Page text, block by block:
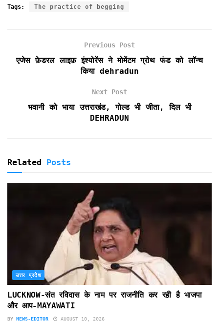
c
k
i
a
a
p
i
i
r
i
e
d
l
y
a
Tags: The practice of begging
Previous Post
एजेस फ़ेडरल लाइफ़ इंश्योरेंस ने मोमेंटम ग्रोथ फंड को लॉन्च
किया dehradun
Next Post
भवानी को भाया उत्तराखंड, गोल्ड भी जीता, दिल भी
DEHRADUN
Related Posts
उत्तर प्रदेश
LUCKNOW-संत रविदास के नाम पर राजनीति कर रही है भाजपा
और आप-MAYAWATI
BY NEWS-EDITOR AUGUST 10, 2026